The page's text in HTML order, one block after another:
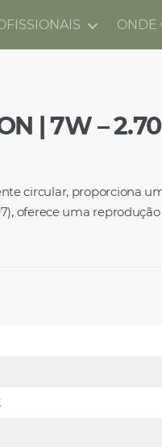
ONDE
| 7W –
circular, proporciona
oferece uma